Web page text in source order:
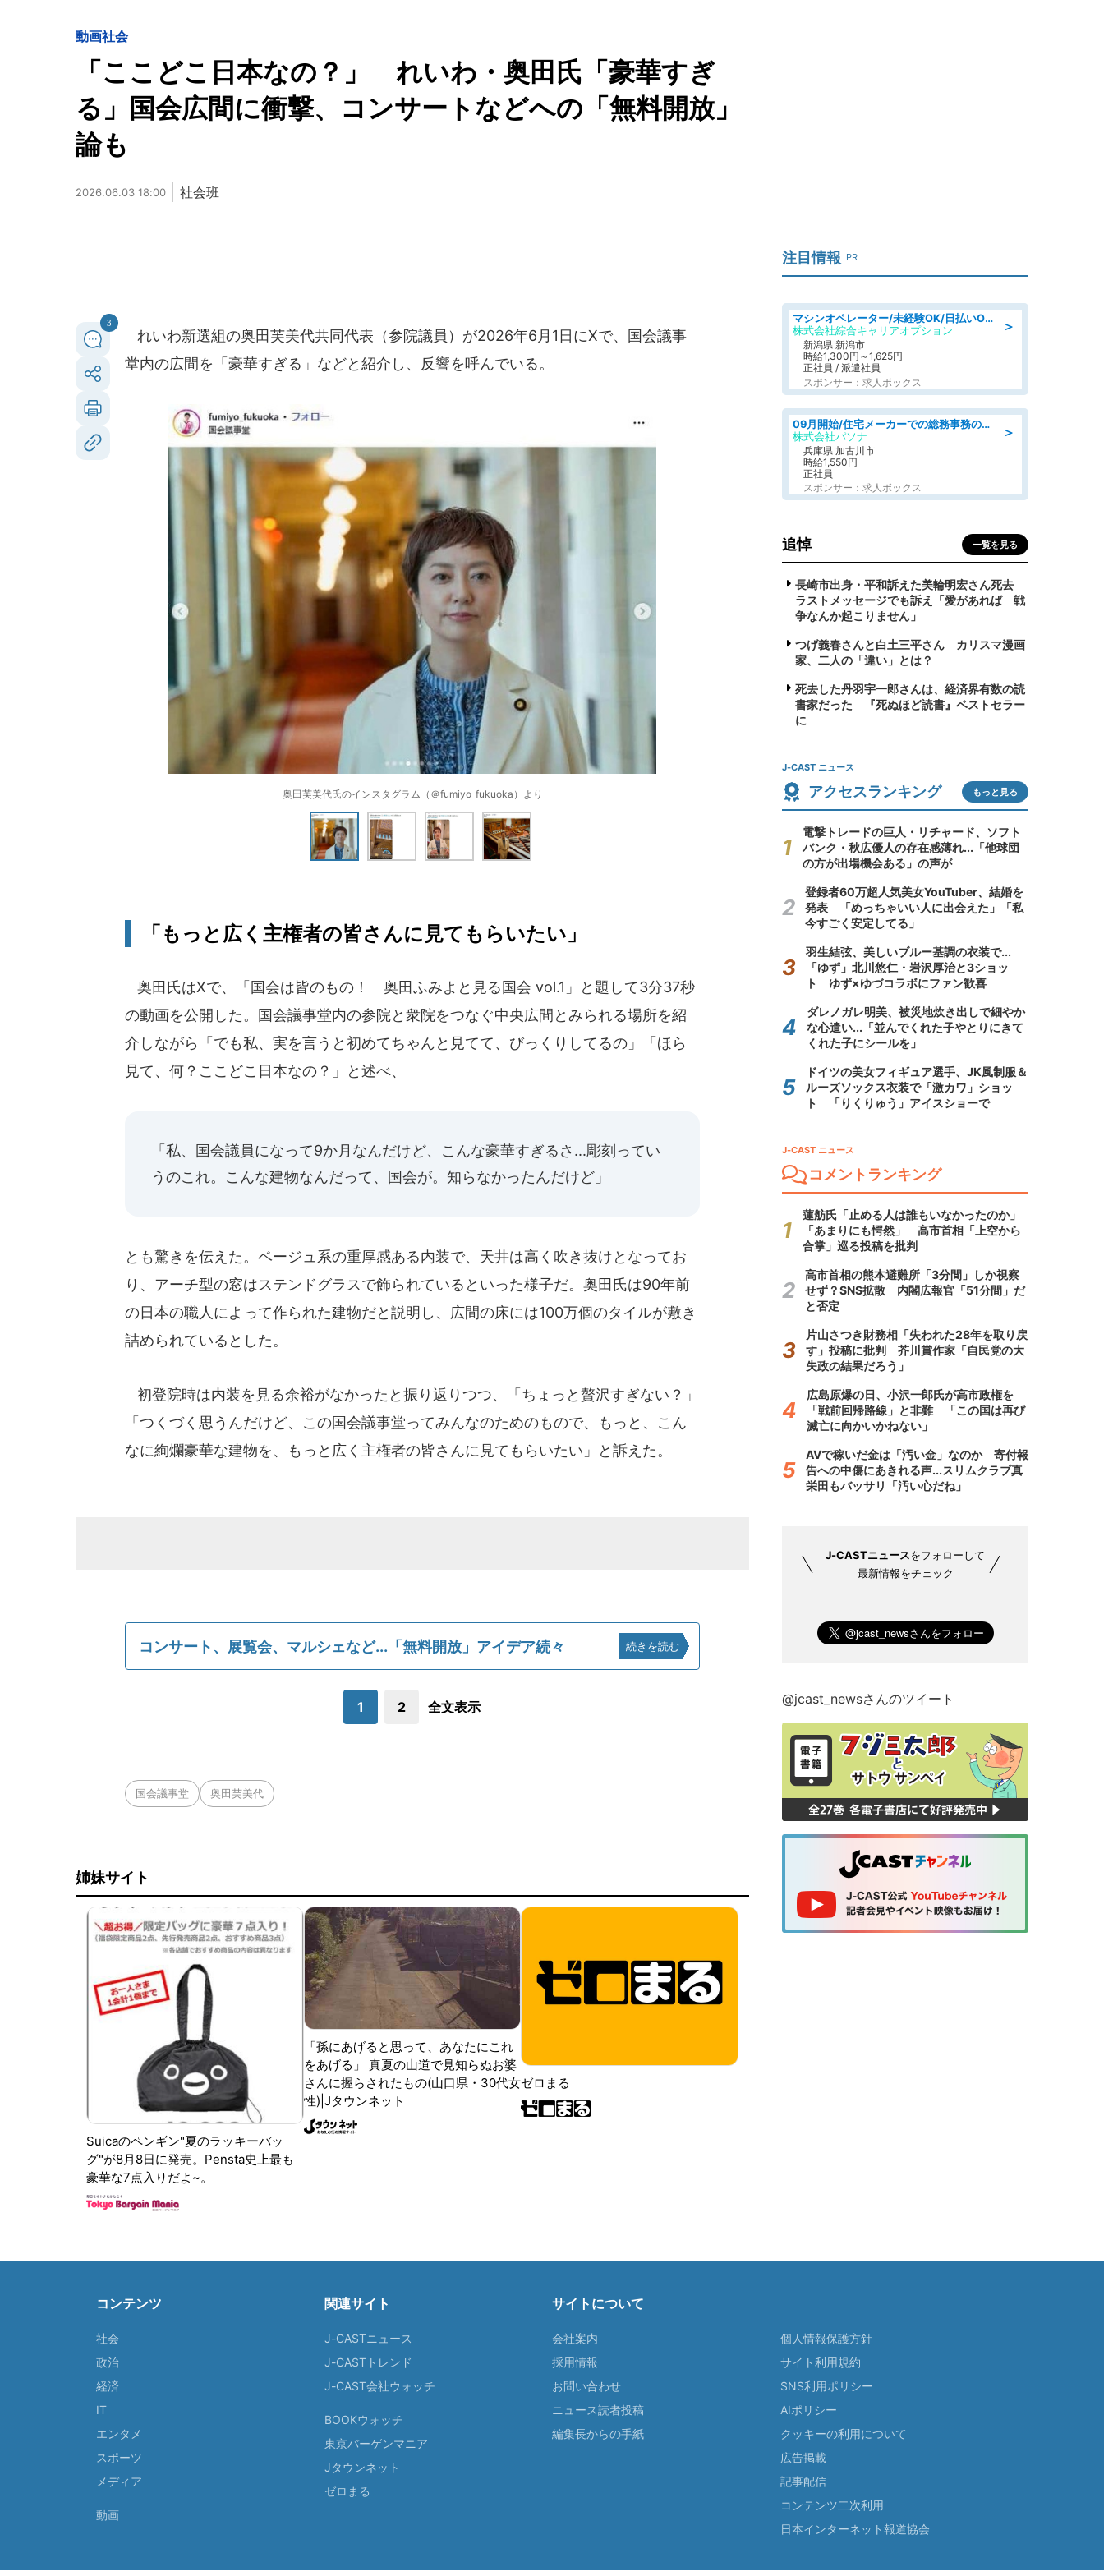
動画社会
「ここどこ日本なの？」 れいわ・奥田氏「豪華すぎ
る」国会広間に衝撃、コンサートなどへの「無料開放」
論も
2026.06.03 18:00 社会班
3
れいわ新選組の奥田芙美代共同代表（参院議員）が2026年6月1日にXで、国会議事
堂内の広間を「豪華すぎる」などと紹介し、反響を呼んでいる。
奥田芙美代氏のインスタグラム（＠fumiyo_fukuoka）より
「もっと広く主権者の皆さんに見てもらいたい」
奥田氏はXで、「国会は皆のもの！ 奥田ふみよと見る国会 vol.1」と題して3分37秒
の動画を公開した。国会議事堂内の参院と衆院をつなぐ中央広間とみられる場所を紹
介しながら「でも私、実を言うと初めてちゃんと見てて、びっくりしてるの」「ほら
見て、何？ここどこ日本なの？」と述べ、
「私、国会議員になって9か月なんだけど、こんな豪華すぎるさ...彫刻ってい
うのこれ。こんな建物なんだって、国会が。知らなかったんだけど」
とも驚きを伝えた。ベージュ系の重厚感ある内装で、天井は高く吹き抜けとなってお
り、アーチ型の窓はステンドグラスで飾られているといった様子だ。奥田氏は90年前
の日本の職人によって作られた建物だと説明し、広間の床には100万個のタイルが敷き
詰められているとした。
初登院時は内装を見る余裕がなかったと振り返りつつ、「ちょっと贅沢すぎない？」
「つくづく思うんだけど、この国会議事堂ってみんなのためのもので、もっと、こん
なに絢爛豪華な建物を、もっと広く主権者の皆さんに見てもらいたい」と訴えた。
コンサート、展覧会、マルシェなど...「無料開放」アイデア続々 続きを読む
1 2 全文表示
国会議事堂 奥田芙美代
姉妹サイト
Suicaのペンギン"夏のラッキーバッ
グ"が8月8日に発売。Pensta史上最も
豪華な7点入りだよ~。
「孫にあげると思って、あなたにこれ
をあげる」 真夏の山道で見知らぬお婆
さんに握らされたもの(山口県・30代女
性)|Jタウンネット
ゼロまる
注目情報 PR
＞
マシンオペレーター/未経験OK/日払いOK/寮費無料/交替制/20・30・40代活躍中
株式会社綜合キャリアオプション
新潟県 新潟市
時給1,300円～1,625円
正社員 / 派遣社員
スポンサー：求人ボックス
＞
09月開始/住宅メーカーでの総務事務のお仕事/駅近/車通勤可/一般事務/人事労務
株式会社パソナ
兵庫県 加古川市
時給1,550円
正社員
スポンサー：求人ボックス
追悼 一覧を見る
長崎市出身・平和訴えた美輪明宏さん死去
ラストメッセージでも訴え「愛があれば 戦
争なんか起こりません」
つげ義春さんと白土三平さん カリスマ漫画
家、二人の「違い」とは？
死去した丹羽宇一郎さんは、経済界有数の読
書家だった 『死ぬほど読書』ベストセラー
に
J-CAST ニュース
アクセスランキング もっと見る
電撃トレードの巨人・リチャード、ソフト
バンク・秋広優人の存在感薄れ...「他球団
の方が出場機会ある」の声が
登録者60万超人気美女YouTuber、結婚を
発表 「めっちゃいい人に出会えた」「私
今すごく安定してる」
羽生結弦、美しいブルー基調の衣装で...
「ゆず」北川悠仁・岩沢厚治と3ショッ
ト ゆず×ゆづコラボにファン歓喜
ダレノガレ明美、被災地炊き出しで細やか
な心遣い...「並んでくれた子やとりにきて
くれた子にシールを」
ドイツの美女フィギュア選手、JK風制服＆
ルーズソックス衣装で「激カワ」ショッ
ト 「りくりゅう」アイスショーで
J-CAST ニュース
コメントランキング
蓮舫氏「止める人は誰もいなかったのか」
「あまりにも愕然」 高市首相「上空から
合掌」巡る投稿を批判
高市首相の熊本避難所「3分間」しか視察
せず？SNS拡散 内閣広報官「51分間」だ
と否定
片山さつき財務相「失われた28年を取り戻
す」投稿に批判 芥川賞作家「自民党の大
失政の結果だろう」
広島原爆の日、小沢一郎氏が高市政権を
「戦前回帰路線」と非難 「この国は再び
滅亡に向かいかねない」
AVで稼いだ金は「汚い金」なのか 寄付報
告への中傷にあきれる声...スリムクラブ真
栄田もバッサリ「汚い心だね」
J-CASTニュースをフォローして
最新情報をチェック
@jcast_newsさんのツイート
コンテンツ
社会
政治
経済
IT
エンタメ
スポーツ
メディア
動画
関連サイト
J-CASTニュース
J-CASTトレンド
J-CAST会社ウォッチ
BOOKウォッチ
東京バーゲンマニア
Jタウンネット
ゼロまる
サイトについて
会社案内
採用情報
お問い合わせ
ニュース読者投稿
編集長からの手紙
個人情報保護方針
サイト利用規約
SNS利用ポリシー
AIポリシー
クッキーの利用について
広告掲載
記事配信
コンテンツ二次利用
日本インターネット報道協会